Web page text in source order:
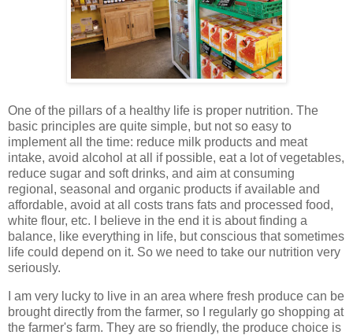
One of the pillars of a healthy life is proper nutrition. The
basic principles are quite simple, but not so easy to
implement all the time: reduce milk products and meat
intake, avoid alcohol at all if possible, eat a lot of vegetables,
reduce sugar and soft drinks, and aim at consuming
regional, seasonal and organic products if available and
affordable, avoid at all costs trans fats and processed food,
white flour, etc. I believe in the end it is about finding a
balance, like everything in life, but conscious that sometimes
life could depend on it. So we need to take our nutrition very
seriously.
I am very lucky to live in an area where fresh produce can be
brought directly from the farmer, so I regularly go shopping at
the farmer's farm. They are so friendly, the produce choice is